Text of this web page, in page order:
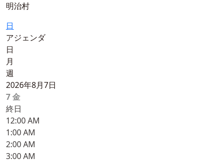
明治村
日
アジェンダ
日
月
週
2026年8月7日
7金
終日
12:00 AM
1:00 AM
2:00 AM
3:00 AM